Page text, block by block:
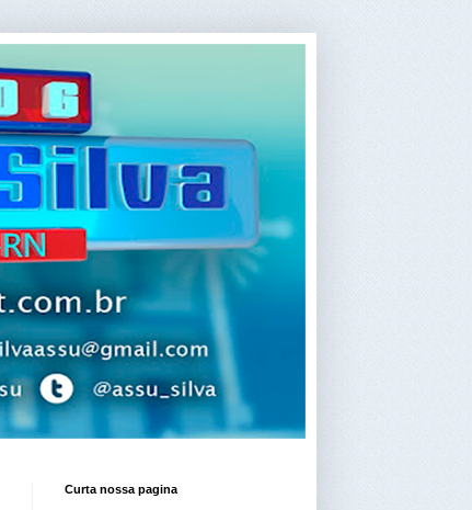
Curta nossa pagina